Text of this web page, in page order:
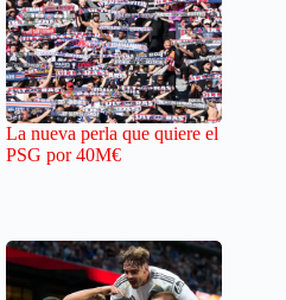
La nueva perla que quiere el
PSG por 40M€